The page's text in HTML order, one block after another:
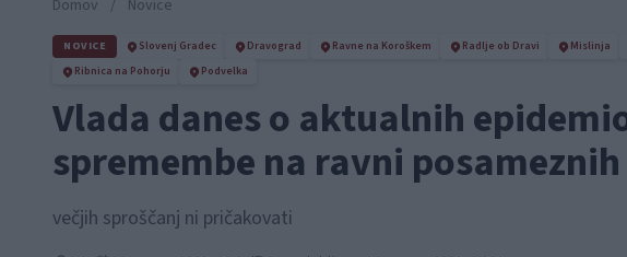
Domov / Novice
NOVICE Slovenj Gradec Dravograd Ravne na Koroškem Radlje ob Dravi Mislinja
Ribnica na Pohorju
Podvelka
Vlada danes o aktualnih
spremembe na ravni
večjih sproščanj ni pričakovati